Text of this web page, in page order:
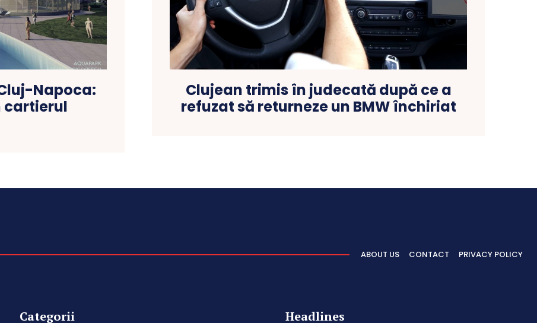
Napoca:
cartierul
Clujean trimis în judecată după ce a
refuzat să returneze un BMW închiriat
ABOUT US CONTACT PRIVACY POLICY
Categorii Headlines